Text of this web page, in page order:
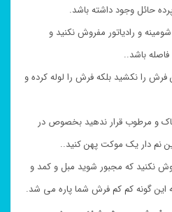
حائل وجود داشته باشد.
و رادیاتور مفروش نکنید و
باشد..
را نکشید بلکه فرش را لوله کرده و
و مرطوب قرار ندهید بخصوص در
نم دار یک موکت پهن کنید..
نکنید که مجبور شوید مبل و کمد و
این گونه کم کم فرش شما پاره می شد.